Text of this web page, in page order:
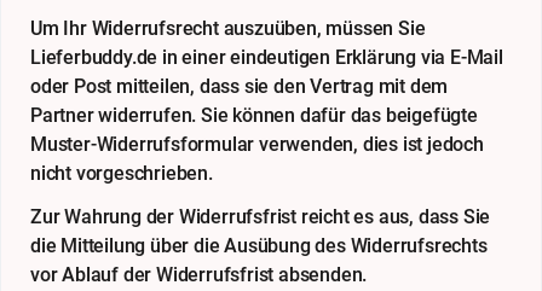
Um Ihr Widerrufsrecht auszuüben, müssen Sie
Lieferbuddy.de in einer eindeutigen Erklärung via E-Mail
oder Post mitteilen, dass sie den Vertrag mit dem
Partner widerrufen. Sie können dafür das beigefügte
Muster-Widerrufsformular verwenden, dies ist jedoch
nicht vorgeschrieben.
Zur Wahrung der Widerrufsfrist reicht es aus, dass Sie
die Mitteilung über die Ausübung des Widerrufsrechts
vor Ablauf der Widerrufsfrist absenden.